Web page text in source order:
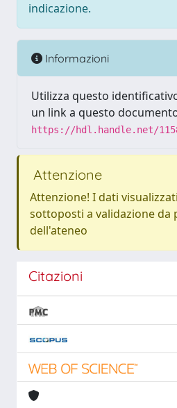
indicazione.
Informazioni
Utilizza questo
un link a questo
https://hdl.handle.net/
Attenzione
Attenzione! I dati
sottoposti a validazione da
dell'ateneo
Citazioni